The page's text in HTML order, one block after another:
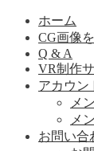
ホーム
CG画像
Q & A
VR制作
アカウン
メ
メ
お問い合